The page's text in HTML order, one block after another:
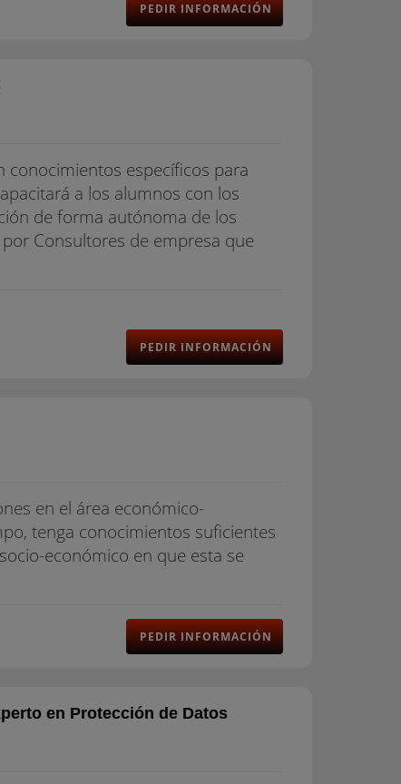
PEDIR INFORMACIÓN
conocimientos específicos para
a los alumnos con los
de forma autónoma de los
Consultores de empresa que
PEDIR INFORMACIÓN
en el área económico-
tenga conocimientos suficientes
económico en que esta se
PEDIR INFORMACIÓN
en Protección de Datos